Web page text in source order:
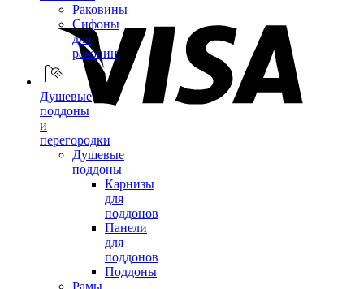
Раковины
Сифоны
для
раковин
Душевые
поддоны
и
перегородки
Душевые
поддоны
Карнизы
для
поддонов
Панели
для
поддонов
Поддоны